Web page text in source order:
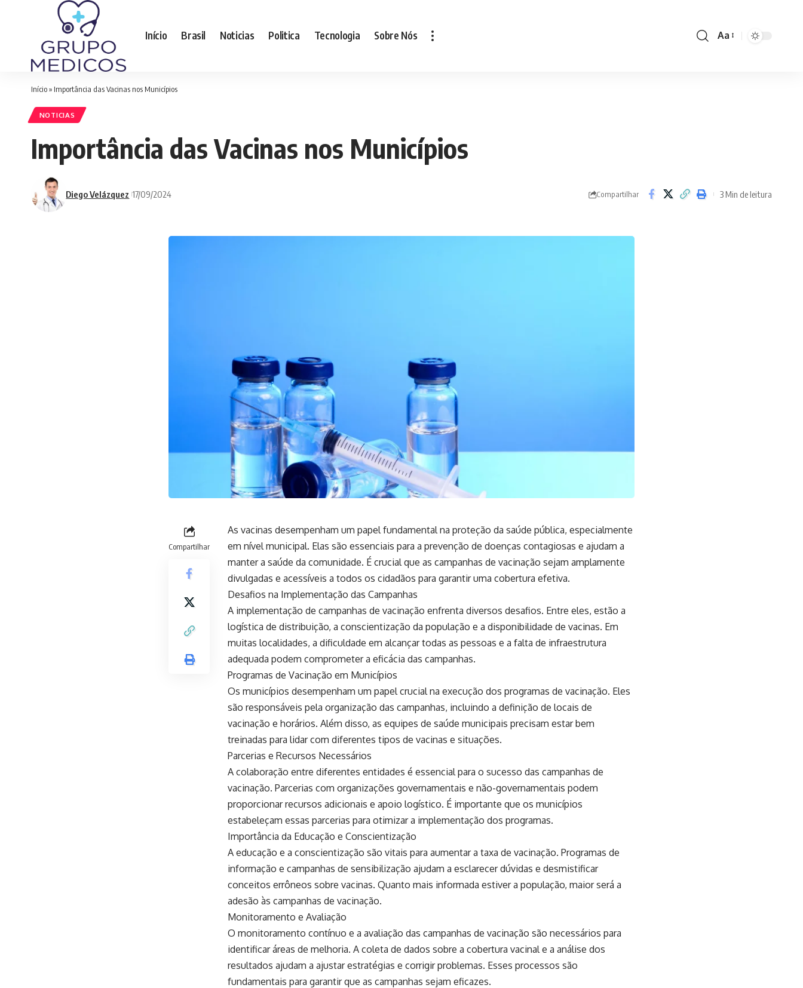
Início Brasil Noticias Politica Tecnologia Sobre Nós
Font
Aa
Início» Importância das Vacinas nos Municípios
NOTICIAS
Importância das Vacinas nos Municípios
Diego Velázquez 17/09/2024 Compartilhar 3 Min de leitura
Compartilhar
As vacinas desempenham um papel fundamental na proteção da saúde pública, especialmente
em nível municipal. Elas são essenciais para a prevenção de doenças contagiosas e ajudam a
manter a saúde da comunidade. É crucial que as campanhas de vacinação sejam amplamente
divulgadas e acessíveis a todos os cidadãos para garantir uma cobertura efetiva.
Desafios na Implementação das Campanhas
A implementação de campanhas de vacinação enfrenta diversos desafios. Entre eles, estão a
logística de distribuição, a conscientização da população e a disponibilidade de vacinas. Em
muitas localidades, a dificuldade em alcançar todas as pessoas e a falta de infraestrutura
adequada podem comprometer a eficácia das campanhas.
Programas de Vacinação em Municípios
Os municípios desempenham um papel crucial na execução dos programas de vacinação. Eles
são responsáveis pela organização das campanhas, incluindo a definição de locais de
vacinação e horários. Além disso, as equipes de saúde municipais precisam estar bem
treinadas para lidar com diferentes tipos de vacinas e situações.
Parcerias e Recursos Necessários
A colaboração entre diferentes entidades é essencial para o sucesso das campanhas de
vacinação. Parcerias com organizações governamentais e não-governamentais podem
proporcionar recursos adicionais e apoio logístico. É importante que os municípios
estabeleçam essas parcerias para otimizar a implementação dos programas.
Importância da Educação e Conscientização
A educação e a conscientização são vitais para aumentar a taxa de vacinação. Programas de
informação e campanhas de sensibilização ajudam a esclarecer dúvidas e desmistificar
conceitos errôneos sobre vacinas. Quanto mais informada estiver a população, maior será a
adesão às campanhas de vacinação.
Monitoramento e Avaliação
O monitoramento contínuo e a avaliação das campanhas de vacinação são necessários para
identificar áreas de melhoria. A coleta de dados sobre a cobertura vacinal e a análise dos
resultados ajudam a ajustar estratégias e corrigir problemas. Esses processos são
fundamentais para garantir que as campanhas sejam eficazes.